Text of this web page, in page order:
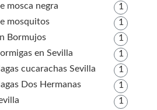
mosca negra
1
mosquitos
1
Bormujos
1
en Sevilla
1
cucarachas Sevilla
1
Dos Hermanas
1
1